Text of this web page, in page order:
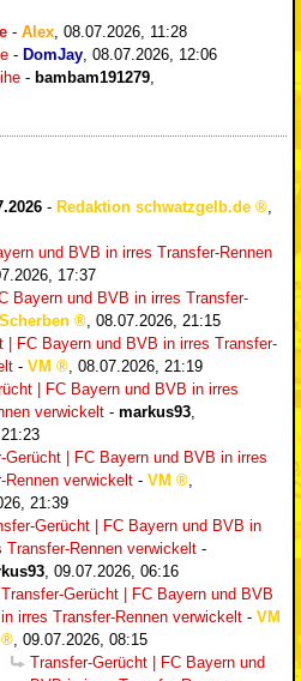
- Alex, 08.07.2026, 11:28
- DomJay, 08.07.2026, 12:06
- bambam191279,
- Redaktion schwatzgelb.de
und BVB in irres Transfer-Rennen
17:37
Bayern und BVB in irres Transfer-
Scherben
08.07.2026, 21:15
| FC Bayern und BVB in irres Transfer-
- VM
08.07.2026, 21:19
| FC Bayern und BVB in irres
verwickelt - markus93
Gerücht | FC Bayern und BVB in irres
Rennen verwickelt - VM
21:39
Gerücht | FC Bayern und BVB in
Transfer-Rennen verwickelt -
09.07.2026, 06:16
Transfer-Gerücht | FC Bayern und BVB
in irres Transfer-Rennen verwickelt - VM
09.07.2026, 08:15
Transfer-Gerücht | FC Bayern und